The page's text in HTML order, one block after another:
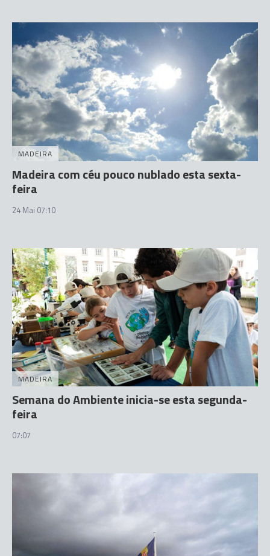
MADEIRA
Madeira com céu pouco nublado esta sexta-
feira
24 Mai 07:10
MADEIRA
Semana do Ambiente inicia-se esta segunda-
feira
07:07